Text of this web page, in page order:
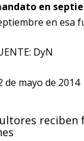
en
en esa
DyN
de mayo de 2014
reciben